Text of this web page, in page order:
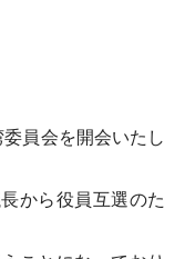
員会を開会いたし
から役員互選のた